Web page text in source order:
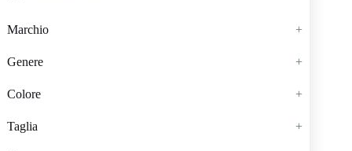
Marchio +
Genere +
Colore +
Taglia +